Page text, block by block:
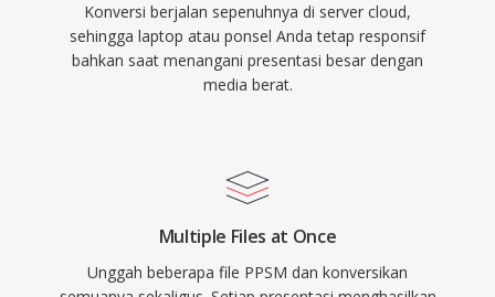
Konversi berjalan sepenuhnya di server cloud,
sehingga laptop atau ponsel Anda tetap responsif
bahkan saat menangani presentasi besar dengan
media berat.
Multiple Files at Once
Unggah beberapa file PPSM dan konversikan